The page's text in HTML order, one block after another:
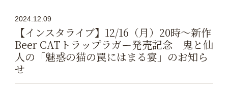
2024.12.09
【インスタライブ】12/16（月）20時～新作
Beer CATトラップラガー発売記念 鬼と仙
人の「魅惑の猫の罠にはまる宴」のお知ら
せ